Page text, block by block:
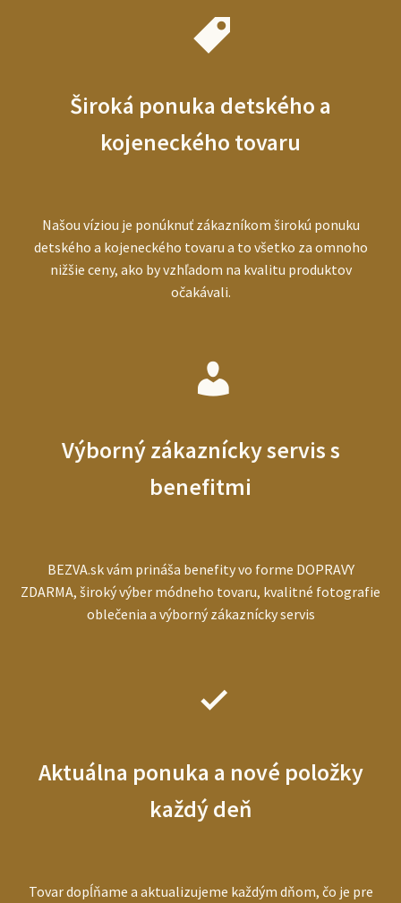
Široká ponuka detského a
kojeneckého tovaru
Našou víziou je ponúknuť zákazníkom širokú ponuku
detského a kojeneckého tovaru a to všetko za omnoho
nižšie ceny, ako by vzhľadom na kvalitu produktov
očakávali.
Výborný zákaznícky servis s
benefitmi
BEZVA.sk vám prináša benefity vo forme DOPRAVY
ZDARMA, široký výber módneho tovaru, kvalitné fotografie
oblečenia a výborný zákaznícky servis
Aktuálna ponuka a nové položky
každý deň
Tovar dopĺňame a aktualizujeme každým dňom, čo je pre